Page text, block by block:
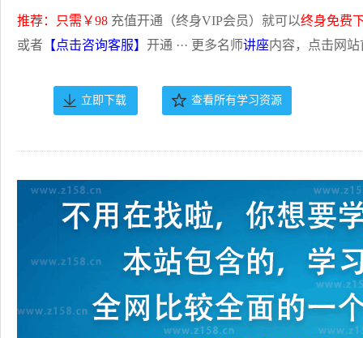
推荐：只需￥98 充值开通（终身VIP会员）就可以终身免费
或者 【点击咨询客服】 开通 ··· 更多名师讲座内容，点击网
立即下载 查看所有学习资源